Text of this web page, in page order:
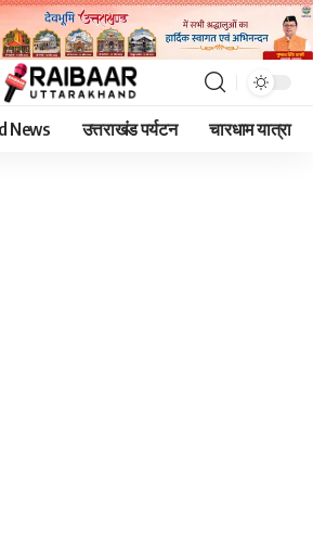
News उत्तराखंड पर्यटन चारधाम यात्रा